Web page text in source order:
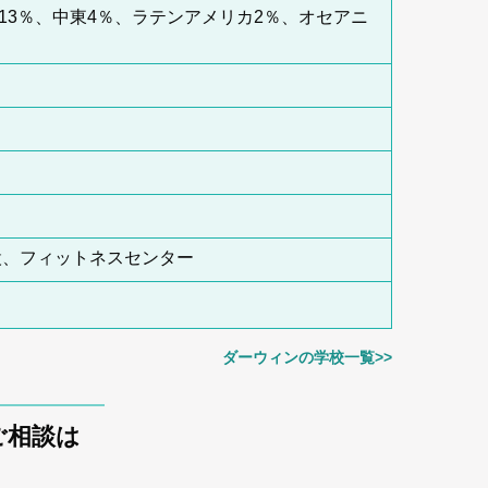
％、中東4％、ラテンアメリカ2％、オセアニ
フィットネスセンター
ダーウィンの学校一覧>>
談は